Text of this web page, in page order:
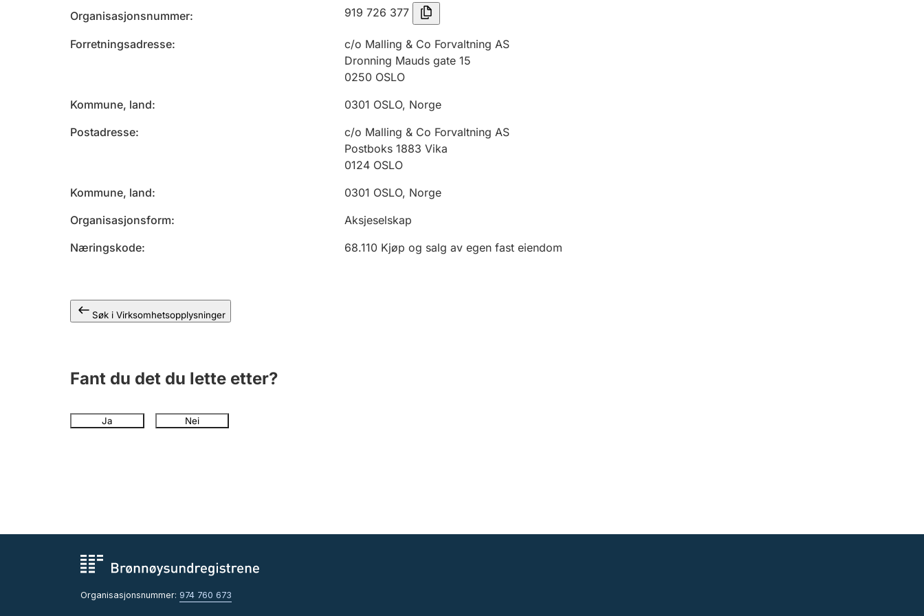
Organisasjonsnummer 919 726 377
Forretningsadresse
c/o Malling & Co Forvaltning AS
Dronning Mauds gate 15
0250 OSLO
Kommune, land
0301 OSLO, Norge
Postadresse
c/o Malling & Co Forvaltning AS
Postboks 1883 Vika
0124 OSLO
Kommune, land
0301 OSLO, Norge
Organisasjonsform
Aksjeselskap
Næringskode
68.110 Kjøp og salg av egen fast eiendom
Søk i Virksomhetsopplysninger
Fant du det du lette etter?
Ja Nei
Organisasjonsnummer: 974 760 673